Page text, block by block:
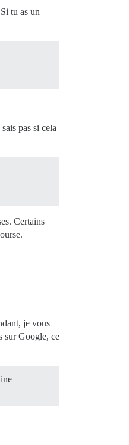
tu as un
pas si cela
Certains
je vous
sur Google, ce